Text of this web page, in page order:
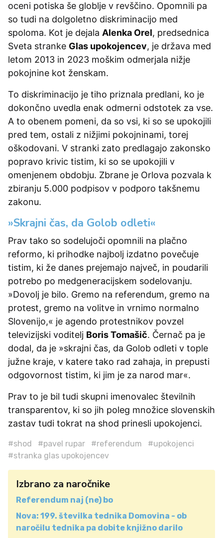
oceni potiska še globlje v revščino. Opomnili pa
so tudi na dolgoletno diskriminacijo med
spoloma. Kot je dejala Alenka Orel, predsednica
Sveta stranke Glas upokojencev, je država med
letom 2013 in 2023 moškim odmerjala nižje
pokojnine kot ženskam.
To diskriminacijo je tiho priznala predlani, ko je
dokončno uvedla enak odmerni odstotek za vse.
A to obenem pomeni, da so vsi, ki so se upokojili
pred tem, ostali z nižjimi pokojninami, torej
oškodovani. V stranki zato predlagajo zakonsko
popravo krivic tistim, ki so se upokojili v
omenjenem obdobju. Zbrane je Orlova pozvala k
zbiranju 5.000 podpisov v podporo takšnemu
zakonu.
»Skrajni čas, da Golob odleti«
Prav tako so sodelujoči opomnili na plačno
reformo, ki prihodke najbolj izdatno povečuje
tistim, ki že danes prejemajo največ, in poudarili
potrebo po medgeneracijskem sodelovanju.
»Dovolj je bilo. Gremo na referendum, gremo na
protest, gremo na volitve in vrnimo normalno
Slovenijo,« je agendo protestnikov povzel
televizijski voditelj Boris Tomašič. Černač pa je
dodal, da je »skrajni čas, da Golob odleti v tople
južne kraje, v katere tako rad zahaja, in prepusti
odgovornost tistim, ki jim je za narod mar«.
Prav to je bil tudi skupni imenovalec številnih
transparentov, ki so jih poleg množice slovenskih
zastav tudi tokrat na shod prinesli upokojenci.
#shod #pavel rupar #referendum
#upokojenci
#stranka glas upokojencev
Izbrano za naročnike
Referendum naj (ne) bo
Nova: 199. številka tednika Domovina - ob
naročilu tednika pa dobite knjižno darilo